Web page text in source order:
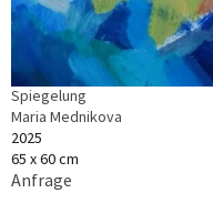
Spiegelung
Maria Mednikova
2025
65 x 60 cm
Anfrage